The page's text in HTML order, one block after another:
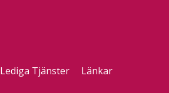
Lediga Tjänster
Länkar